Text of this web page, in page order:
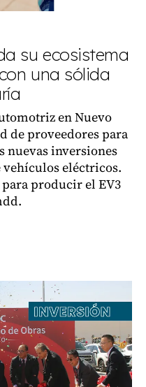
su ecosistema
una sólida
en Nuevo
de proveedores para
inversiones
eléctricos.
producir el EV3